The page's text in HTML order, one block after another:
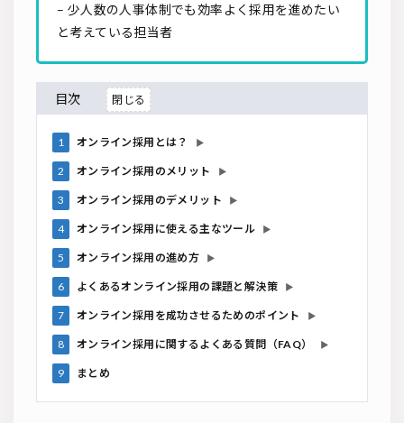
– 少人数の人事体制でも効率よく採用を進めたい
と考えている担当者
目次
1 オンライン採用とは？ ▶
2 オンライン採用のメリット ▶
3 オンライン採用のデメリット ▶
4 オンライン採用に使える主なツール ▶
5 オンライン採用の進め方 ▶
6 よくあるオンライン採用の課題と解決策 ▶
7 オンライン採用を成功させるためのポイント ▶
8 オンライン採用に関するよくある質問（FAQ） ▶
9 まとめ